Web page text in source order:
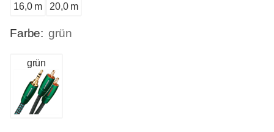
16,0 m
20,0 m
Farbe: grün
grün